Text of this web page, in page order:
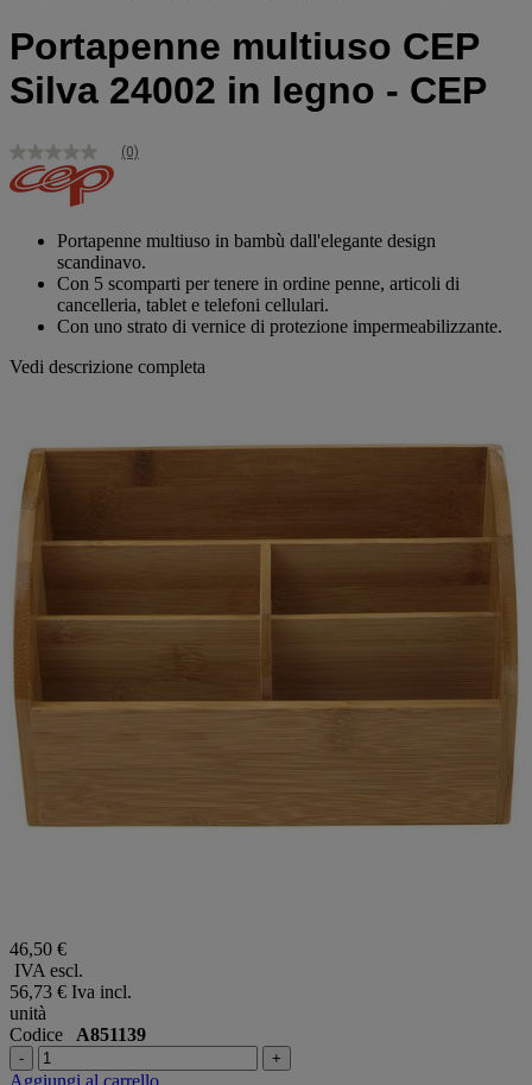
Portapenne multiuso CEP
Silva 24002 in legno - CEP
Nessuna
valutazione
Stesso
pagina.
(0)
Portapenne multiuso in bambù dall'elegante design
scandinavo.
Con 5 scomparti per tenere in ordine penne, articoli di
cancelleria, tablet e telefoni cellulari.
Con uno strato di vernice di protezione impermeabilizzante.
Vedi descrizione completa
46,50 €
IVA escl.
56,73 € Iva incl.
unità
Codice A851139
- +
Aggiungi al carrello